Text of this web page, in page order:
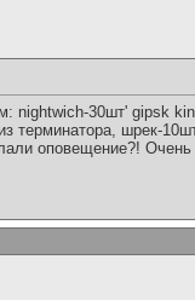
nightwich-30шт' gipsk
терминатора, шрек-
оповещение?!